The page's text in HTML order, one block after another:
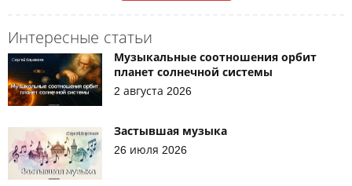
Интересные статьи
Музыкальные соотношения орбит
планет солнечной системы
2 августа 2026
Застывшая музыка
26 июля 2026